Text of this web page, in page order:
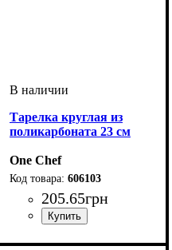
Тарелка круглая из
поликарбоната 23 см
One Chef
606103
205.65грн